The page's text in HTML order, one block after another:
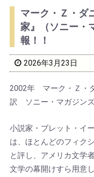
マーク・Ｚ・ダ
家』（ソニー・
報！！
2026年3月23日
2002年 マーク・Ｚ・
訳 ソニー・マガジン
小説家・ブレット・イ
は、ほとんどのフィク
と評し、アメリカ文学
文学の幕開けすら用意